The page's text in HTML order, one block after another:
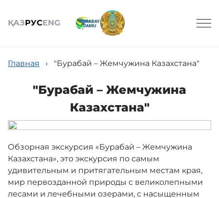
ҚАЗРУСENG
Общие сведения
Туризм
События
Главная › "Бурабай – Жемчужина Казахстана"
"Бурабай – Жемчужина
Казахстана"
Обзорная экскурсия «Бурабай – Жемчужина
Казахстана», это экскурсия по самым
удивительным и притягательным местам края,
мир первозданной природы с великолепными
лесами и лечебными озерами, с насыщенным